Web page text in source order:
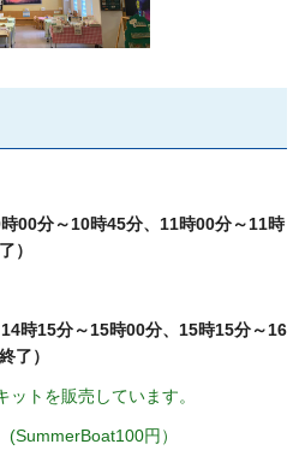
00分～10時45分、 11時00分～11時
）
14時15分～15時00分、15時15分～16
了）
ットを販売しています。
円）